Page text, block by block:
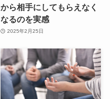
から相手にしてもらえなく
なるのを実感
2025年2月25日